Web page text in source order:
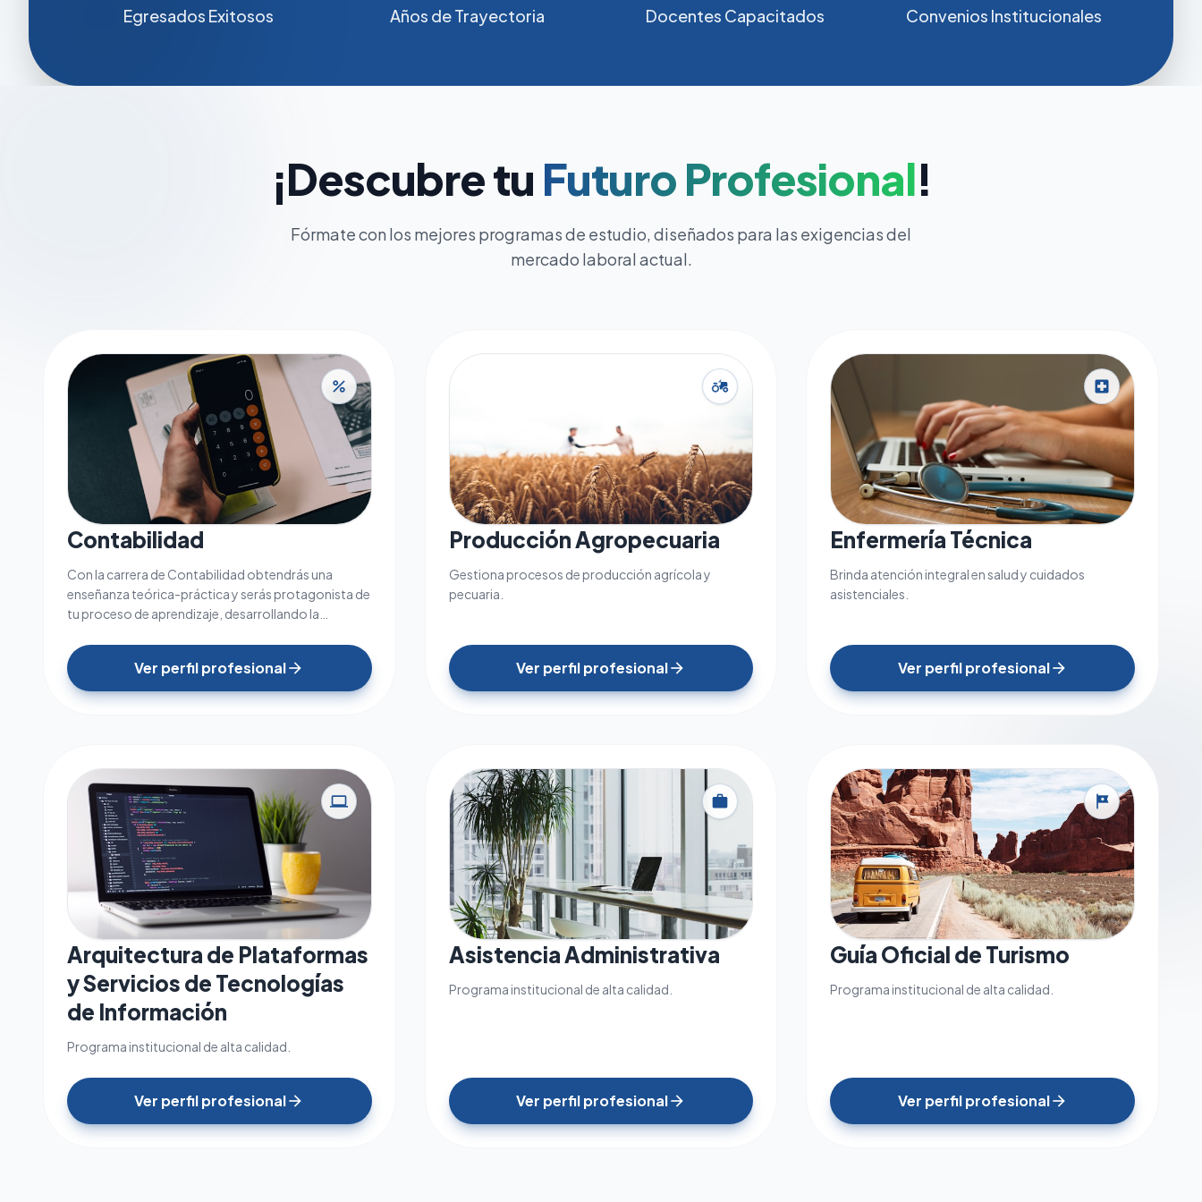
Egresados Exitosos Años de Trayectoria Docentes Capacitados Convenios Institucionales
¡Descubre tu Futuro Profesional!
Fórmate con los mejores programas de estudio, diseñados para las exigencias del
mercado laboral actual.
percent
Contabilidad
Con la carrera de Contabilidad obtendrás una
enseñanza teórica-práctica y serás protagonista de
tu proceso de aprendizaje, desarrollando la
Ver perfil profesionalarrow_forward
agriculture
Producción Agropecuaria
Gestiona procesos de producción agrícola y
pecuaria.
Ver perfil profesionalarrow_forward
local_hospital
Enfermería Técnica
Brinda atención integral en salud y cuidados
asistenciales.
Ver perfil profesionalarrow_forward
computer
Arquitectura de Plataformas
y Servicios de Tecnologías
de Información
Programa institucional de alta calidad.
Ver perfil profesionalarrow_forward
work
Asistencia Administrativa
Programa institucional de alta calidad.
Ver perfil profesionalarrow_forward
tour
Guía Oficial de Turismo
Programa institucional de alta calidad.
Ver perfil profesionalarrow_forward